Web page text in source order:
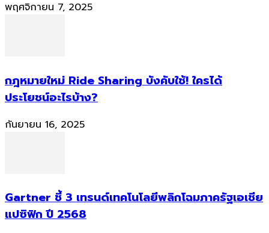
พฤศจิกายน 7, 2025
กฎหมายใหม่ Ride Sharing บังคับใช้! ใครได้
ประโยชน์อะไรบ้าง?
กันยายน 16, 2025
Gartner ชี้ 3 เทรนด์เทคโนโลยีพลิกโฉมภาครัฐเอเชีย
แปซิฟิก ปี 2568